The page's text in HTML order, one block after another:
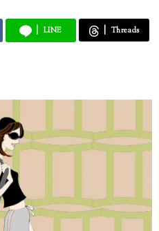
LINE Threads